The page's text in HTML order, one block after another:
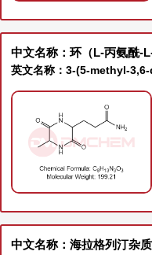
中文名称：环（L-丙氨酰-
中文名称：海拉格列汀杂